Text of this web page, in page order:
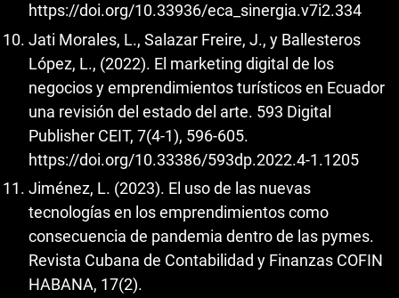
https://doi.org/10.33936/eca_sinergia.v7i2.334
Jati Morales, L., Salazar Freire, J., y Ballesteros
López, L., (2022). El marketing digital de los
negocios y emprendimientos turísticos en Ecuador
una revisión del estado del arte. 593 Digital
Publisher CEIT, 7(4-1), 596-605.
https://doi.org/10.33386/593dp.2022.4-1.1205
Jiménez, L. (2023). El uso de las nuevas
tecnologías en los emprendimientos como
consecuencia de pandemia dentro de las pymes.
Revista Cubana de Contabilidad y Finanzas COFIN
HABANA, 17(2).